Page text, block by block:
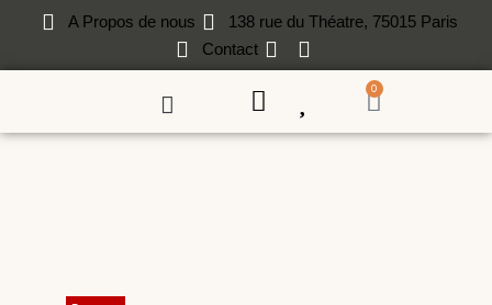
A Propos de nous
138 rue du Théatre, 75015 Paris
Contact
0